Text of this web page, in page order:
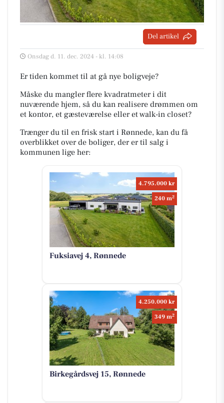
Del artikel
Onsdag d. 11. dec. 2024 - kl. 14:08
Er tiden kommet til at gå nye boligveje?
Måske du mangler flere kvadratmeter i dit
nuværende hjem, så du kan realisere drømmen om
et kontor, et gæsteværelse eller et walk-in closet?
Trænger du til en frisk start i Rønnede, kan du få
overblikket over de boliger, der er til salg i
kommunen lige her:
4.795.000 kr
240 m2
Fuksiavej 4, Rønnede
4.250.000 kr
349 m2
Birkegårdsvej 15, Rønnede